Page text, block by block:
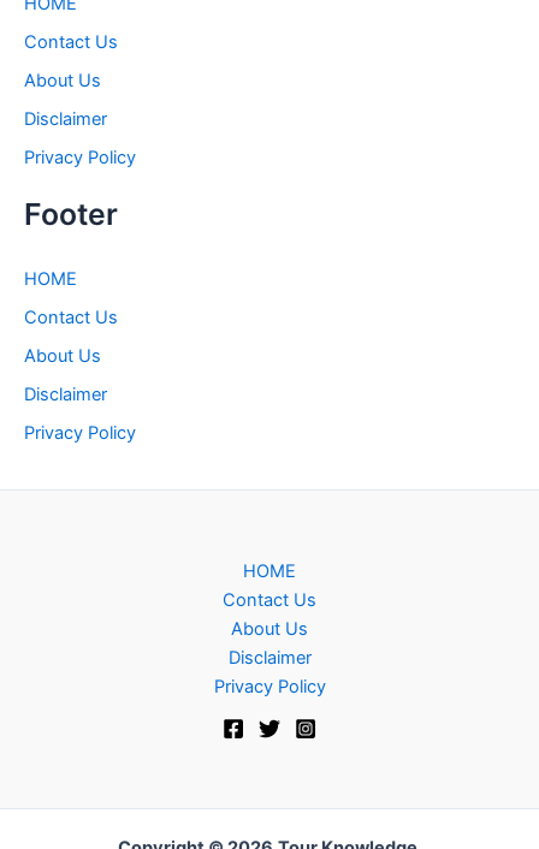
Contact Us
About Us
Disclaimer
Privacy Policy
Footer
HOME
Contact Us
About Us
Disclaimer
Privacy Policy
HOME
Contact Us
About Us
Disclaimer
Privacy Policy